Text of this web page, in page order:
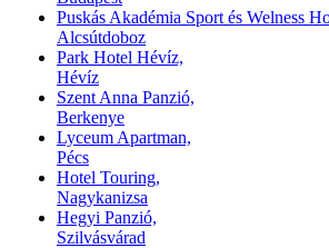
Puskás Akadémia Sport és Welness
Alcsútdoboz
Park Hotel Hévíz,
Hévíz
Szent Anna Panzió,
Berkenye
Lyceum Apartman,
Pécs
Hotel Touring,
Nagykanizsa
Hegyi Panzió,
Szilvásvárad